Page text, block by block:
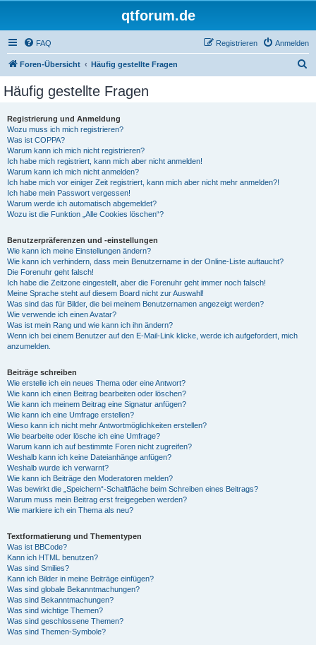
qtforum.de
FAQ Anmelden
Registrieren
Foren-Übersicht Häufig gestellte Fragen
Häufig gestellte Fragen
Registrierung und Anmeldung
Wozu muss ich mich registrieren?
Was ist COPPA?
Warum kann ich mich nicht registrieren?
Ich habe mich registriert, kann mich aber nicht anmelden!
Warum kann ich mich nicht anmelden?
Ich habe mich vor einiger Zeit registriert, kann mich aber nicht mehr anmelden?!
Ich habe mein Passwort vergessen!
Warum werde ich automatisch abgemeldet?
Wozu ist die Funktion „Alle Cookies löschen“?
Benutzerpräferenzen und -einstellungen
Wie kann ich meine Einstellungen ändern?
Wie kann ich verhindern, dass mein Benutzername in der Online-Liste auftaucht?
Die Forenuhr geht falsch!
Ich habe die Zeitzone eingestellt, aber die Forenuhr geht immer noch falsch!
Meine Sprache steht auf diesem Board nicht zur Auswahl!
Was sind das für Bilder, die bei meinem Benutzernamen angezeigt werden?
Wie verwende ich einen Avatar?
Was ist mein Rang und wie kann ich ihn ändern?
Wenn ich bei einem Benutzer auf den E-Mail-Link klicke, werde ich aufgefordert, mich
anzumelden.
Beiträge schreiben
Wie erstelle ich ein neues Thema oder eine Antwort?
Wie kann ich einen Beitrag bearbeiten oder löschen?
Wie kann ich meinem Beitrag eine Signatur anfügen?
Wie kann ich eine Umfrage erstellen?
Wieso kann ich nicht mehr Antwortmöglichkeiten erstellen?
Wie bearbeite oder lösche ich eine Umfrage?
Warum kann ich auf bestimmte Foren nicht zugreifen?
Weshalb kann ich keine Dateianhänge anfügen?
Weshalb wurde ich verwarnt?
Wie kann ich Beiträge den Moderatoren melden?
Was bewirkt die „Speichern“-Schaltfläche beim Schreiben eines Beitrags?
Warum muss mein Beitrag erst freigegeben werden?
Wie markiere ich ein Thema als neu?
Textformatierung und Thementypen
Was ist BBCode?
Kann ich HTML benutzen?
Was sind Smilies?
Kann ich Bilder in meine Beiträge einfügen?
Was sind globale Bekanntmachungen?
Was sind Bekanntmachungen?
Was sind wichtige Themen?
Was sind geschlossene Themen?
Was sind Themen-Symbole?